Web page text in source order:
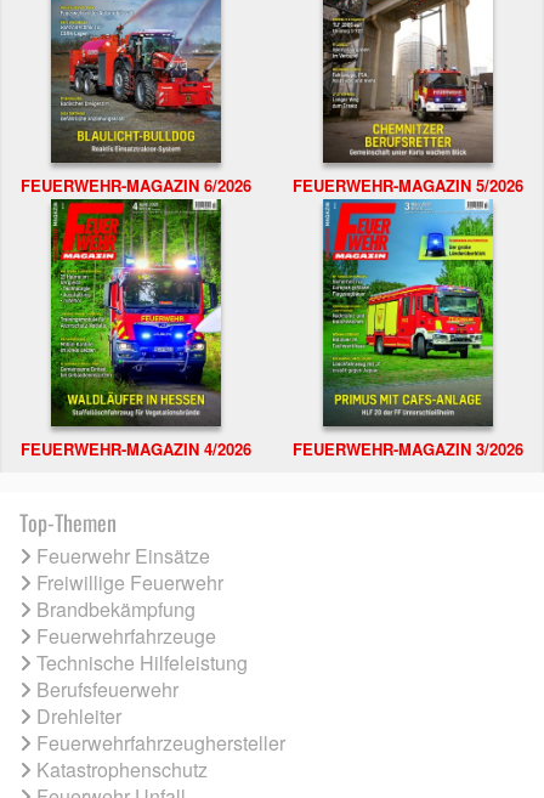
FEUERWEHR-MAGAZIN 6/2026 FEUERWEHR-MAGAZIN 5/2026
FEUERWEHR-MAGAZIN 4/2026 FEUERWEHR-MAGAZIN 3/2026
Top-Themen
Feuerwehr Einsätze
Freiwillige Feuerwehr
Brandbekämpfung
Feuerwehrfahrzeuge
Technische Hilfeleistung
Berufsfeuerwehr
Drehleiter
Feuerwehrfahrzeughersteller
Katastrophenschutz